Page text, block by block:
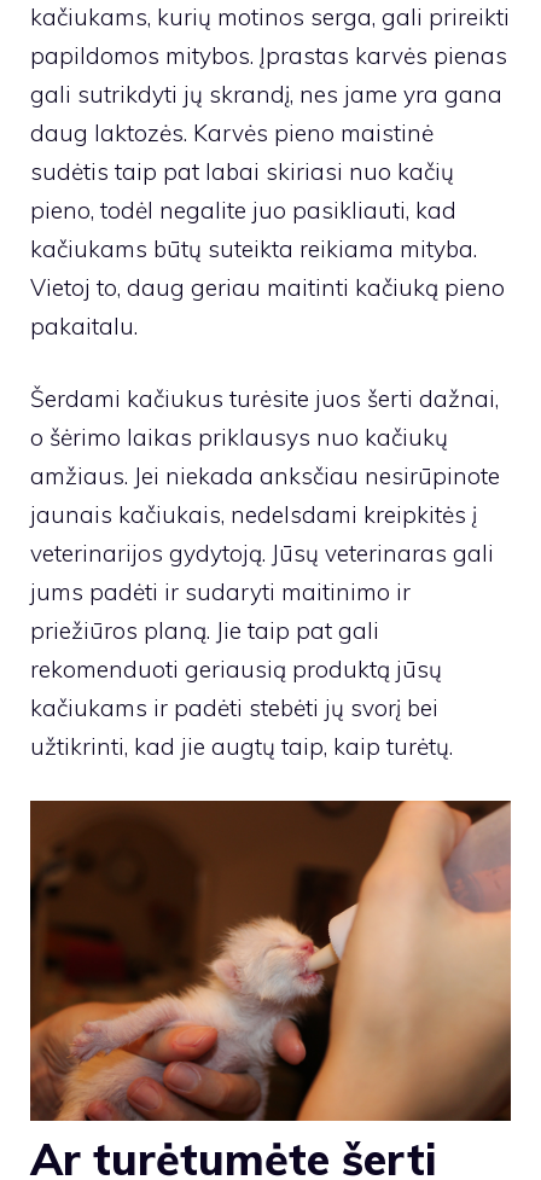
kačiukams, kurių motinos serga, gali prireikti
papildomos mitybos. Įprastas karvės pienas
gali sutrikdyti jų skrandį, nes jame yra gana
daug laktozės. Karvės pieno maistinė
sudėtis taip pat labai skiriasi nuo kačių
pieno, todėl negalite juo pasikliauti, kad
kačiukams būtų suteikta reikiama mityba.
Vietoj to, daug geriau maitinti kačiuką pieno
pakaitalu.
Šerdami kačiukus turėsite juos šerti dažnai,
o šėrimo laikas priklausys nuo kačiukų
amžiaus. Jei niekada anksčiau nesirūpinote
jaunais kačiukais, nedelsdami kreipkitės į
veterinarijos gydytoją. Jūsų veterinaras gali
jums padėti ir sudaryti maitinimo ir
priežiūros planą. Jie taip pat gali
rekomenduoti geriausią produktą jūsų
kačiukams ir padėti stebėti jų svorį bei
užtikrinti, kad jie augtų taip, kaip turėtų.
Ar turėtumėte šerti